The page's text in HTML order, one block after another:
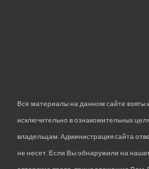
Все материалы на данном сайте взяты
исключительно в ознакомительных
владельцам. Администрация сайта
не несет. Если Вы обнаружили на